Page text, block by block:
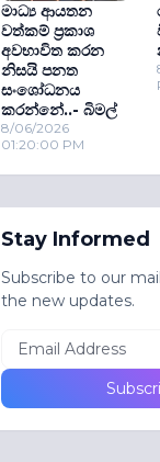
මාධ්‍ය ආයතන
වත්කම් ප‍්‍රකාශ
අවභාවිත කරන
නිසයි පනත
සංශෝධනය
කරන්නේ..- බිමල්
8/06/2026
01:20:00 PM
Stay Informed
Subscribe to our
the new updates.